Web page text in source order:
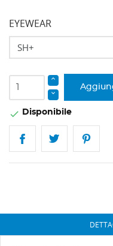
EYEWEAR
 Disponibile